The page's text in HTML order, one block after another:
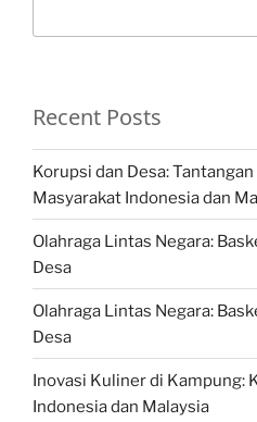
Recent Posts
Korupsi dan Desa:
Masyarakat Indonesia dan
Olahraga Lintas Negara:
Desa
Olahraga Lintas Negara:
Desa
Inovasi Kuliner di Kampung:
Indonesia dan Malaysia